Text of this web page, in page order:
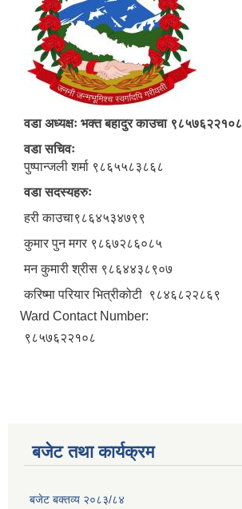
वडा अध्यक्षः भक्त बहादुर काउचा ९८५७६२२१०८
वडा सचिवः
पुष्पान्जली शर्मा ९८६५५८३८६८
वडा सदस्यहरुः
हरी काउचा९८६४५३४७९९
कुमार पुन मगर ९८६७२८६०८५
मन कुमारी श्रीस ९८६४४३८९०७
करिष्मा परियार भित्रीकोटी ९८४६८२२८६९
Ward Contact Number:
९८५७६२२१०८
बजेट तथा कार्यक्रम
बजेट बक्तव्य २०८३/८४